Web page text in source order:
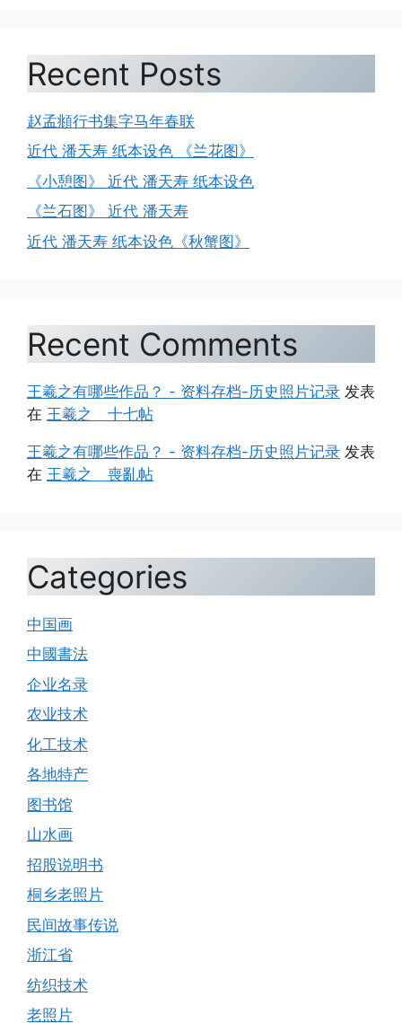
Recent Posts
赵孟頫行书集字马年春联
近代 潘天寿 纸本设色 《兰花图》
《小憩图》 近代 潘天寿 纸本设色
《兰石图》 近代 潘天寿
近代 潘天寿 纸本设色《秋蟹图》
Recent Comments
王羲之有哪些作品？ - 资料存档-历史照片记录 发表
在 王羲之 十七帖
王羲之有哪些作品？ - 资料存档-历史照片记录 发表
在 王羲之 喪亂帖
Categories
中国画
中國書法
企业名录
农业技术
化工技术
各地特产
图书馆
山水画
招股说明书
桐乡老照片
民间故事传说
浙江省
纺织技术
老照片